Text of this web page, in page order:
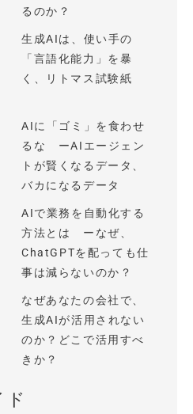
るのか？
生成AIは、使い手の
「言語化能力」を暴
く、リトマス試験紙
AIに「ゴミ」を食わせ
るな ーAIエージェン
トが賢くなるデータ、
バカになるデータ
AIで業務を自動化する
方法とは ーなぜ、
ChatGPTを配っても仕
事は減らないのか？
なぜあなたの会社で、
生成AIが活用されない
のか？どこで活用すべ
きか？